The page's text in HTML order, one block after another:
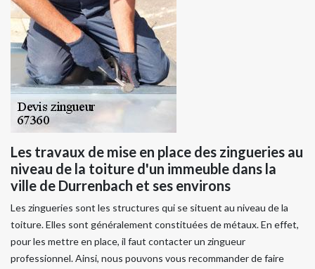
Les travaux de mise en place des zingueries au
niveau de la toiture d'un immeuble dans la
ville de Durrenbach et ses environs
Les zingueries sont les structures qui se situent au niveau de la
toiture. Elles sont généralement constituées de métaux. En effet,
pour les mettre en place, il faut contacter un zingueur
professionnel. Ainsi, nous pouvons vous recommander de faire